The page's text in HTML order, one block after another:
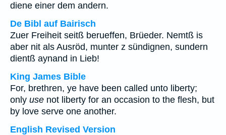
diene einer dem andern.
De Bibl auf Bairisch
Zuer Freiheit seitß berueffen, Brüeder. Nemtß is
aber nit als Ausröd, munter z sündignen, sundern
dientß aynand in Lieb!
King James Bible
For, brethren, ye have been called unto liberty;
only use not liberty for an occasion to the flesh, but
by love serve one another.
English Revised Version